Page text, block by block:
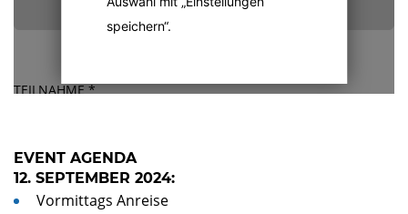
TEILNAHME*
Ich kann leider nicht teilnehmen
speichern“.
EVENT AGENDA
12. SEPTEMBER 2024:
Vormittags Anreise